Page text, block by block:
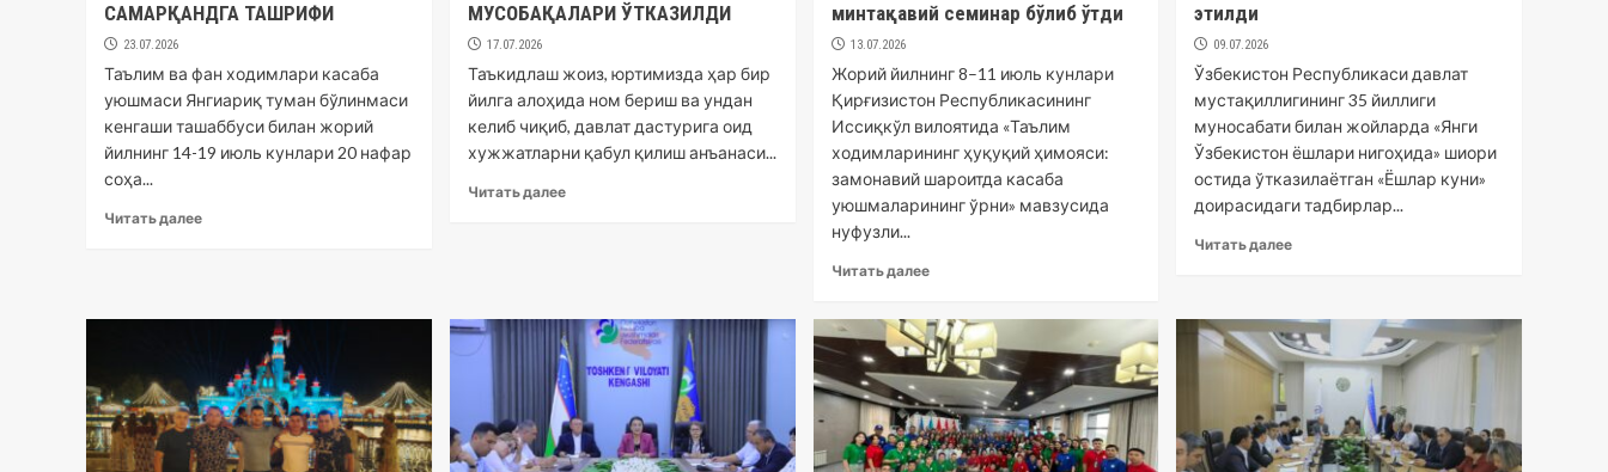
САМАРҚАНДГА ТАШРИФИ
23.07.2026
Таълим ва фан ходимлари касаба
уюшмаси Янгиариқ туман бўлинмаси
кенгаши ташаббуси билан жорий
йилнинг 14-19 июль кунлари 20 нафар
соҳа...
Читать далее
МУСОБАҚАЛАРИ ЎТКАЗИЛДИ
17.07.2026
Таъкидлаш жоиз, юртимизда ҳар бир
йилга алоҳида ном бериш ва ундан
келиб чиқиб, давлат дастурига оид
хужжатларни қабул қилиш анъанаси...
Читать далее
минтақавий семинар бўлиб ўтди
13.07.2026
Жорий йилнинг 8–11 июль кунлари
Қирғизистон Республикасининг
Иссиқкўл вилоятида «Таълим
ходимларининг ҳуқуқий ҳимояси:
замонавий шароитда касаба
уюшмаларининг ўрни» мавзусида
нуфузли...
Читать далее
этилди
09.07.2026
Ўзбекистон Республикаси давлат
мустақиллигининг 35 йиллиги
муносабати билан жойларда «Янги
Ўзбекистон ёшлари нигоҳида» шиори
остида ўтказилаётган «Ёшлар куни»
доирасидаги тадбирлар...
Читать далее